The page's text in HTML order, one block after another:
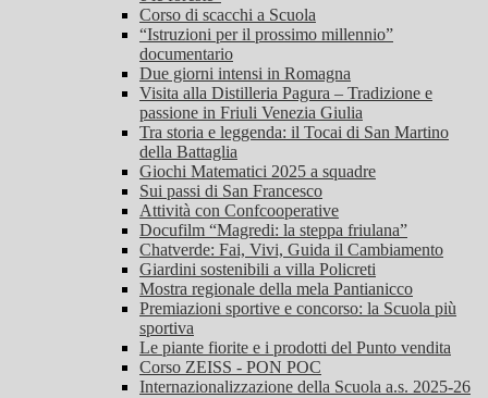
Corso di scacchi a Scuola
“Istruzioni per il prossimo millennio”
documentario
Due giorni intensi in Romagna
Visita alla Distilleria Pagura – Tradizione e
passione in Friuli Venezia Giulia
Tra storia e leggenda: il Tocai di San Martino
della Battaglia
Giochi Matematici 2025 a squadre
Sui passi di San Francesco
Attività con Confcooperative
Docufilm “Magredi: la steppa friulana”
Chatverde: Fai, Vivi, Guida il Cambiamento
Giardini sostenibili a villa Policreti
Mostra regionale della mela Pantianicco
Premiazioni sportive e concorso: la Scuola più
sportiva
Le piante fiorite e i prodotti del Punto vendita
Corso ZEISS - PON POC
Internazionalizzazione della Scuola a.s. 2025-26